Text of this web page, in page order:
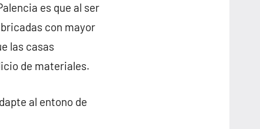
es que al ser
con mayor
las casas
de materiales.
al entono de